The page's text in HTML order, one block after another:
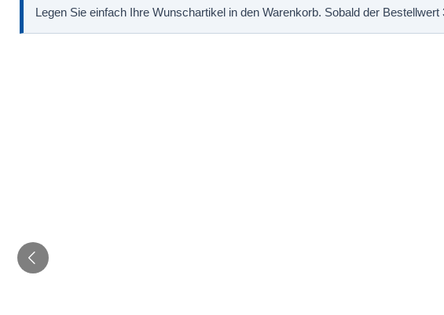
Legen Sie einfach Ihre Wunschartikel in den Warenkorb. Sobald der